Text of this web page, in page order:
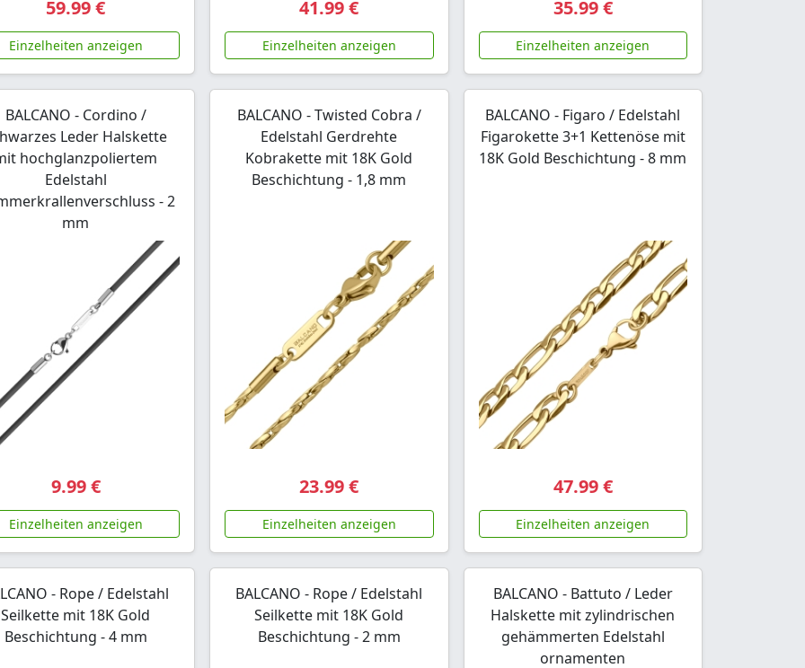
59.99 €
Einzelheiten anzeigen
41.99 €
Einzelheiten anzeigen
35.99 €
Einzelheiten anzeigen
BALCANO - Cordino /
Leder Halskette
hochglanzpoliertem
Edelstahl
- 2
mm
9.99 €
Einzelheiten anzeigen
BALCANO - Twisted Cobra /
Edelstahl Gerdrehte
Kobrakette mit 18K Gold
Beschichtung - 1,8 mm
23.99 €
Einzelheiten anzeigen
BALCANO - Figaro / Edelstahl
Figarokette 3+1 Kettenöse mit
18K Gold Beschichtung - 8 mm
47.99 €
Einzelheiten anzeigen
- Rope / Edelstahl
Seilkette mit 18K Gold
Beschichtung - 4 mm
BALCANO - Rope / Edelstahl
Seilkette mit 18K Gold
Beschichtung - 2 mm
BALCANO - Battuto / Leder
Halskette mit zylindrischen
gehämmerten Edelstahl
ornamenten